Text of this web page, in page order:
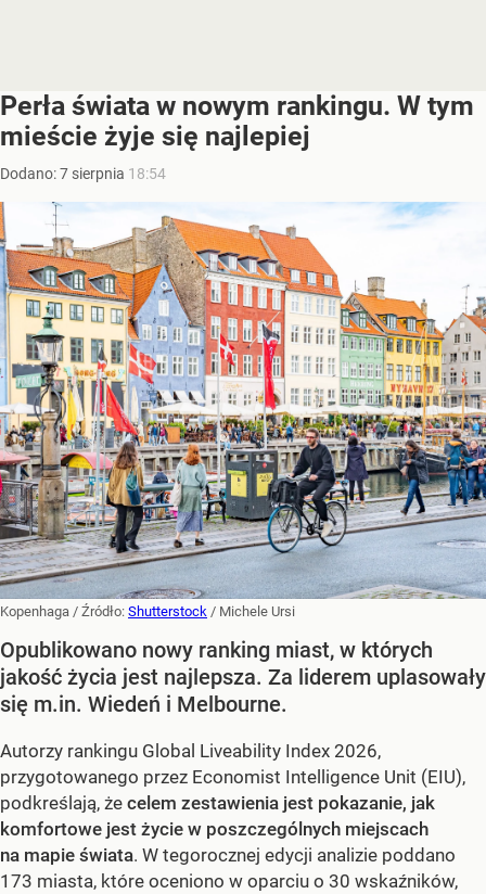
Perła świata w nowym rankingu. W tym
mieście żyje się najlepiej
Dodano:7 sierpnia 18:54
Kopenhaga / Źródło: Shutterstock / Michele Ursi
Opublikowano nowy ranking miast, w których
jakość życia jest najlepsza. Za liderem uplasowały
się m.in. Wiedeń i Melbourne.
Autorzy rankingu Global Liveability Index 2026,
przygotowanego przez Economist Intelligence Unit (EIU),
podkreślają, że celem zestawienia jest pokazanie, jak
komfortowe jest życie w poszczególnych miejscach
na mapie świata. W tegorocznej edycji analizie poddano
173 miasta, które oceniono w oparciu o 30 wskaźników,